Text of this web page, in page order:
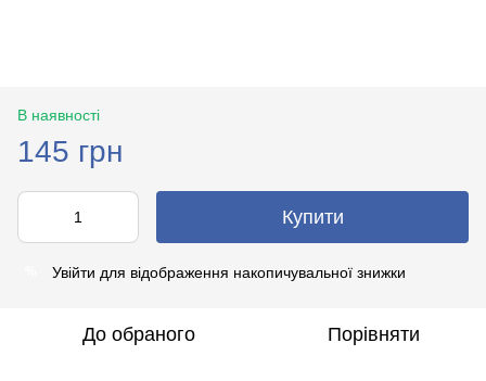
В наявності
145 грн
Купити
Увійти для відображення накопичувальної знижки
До обраного Порівняти